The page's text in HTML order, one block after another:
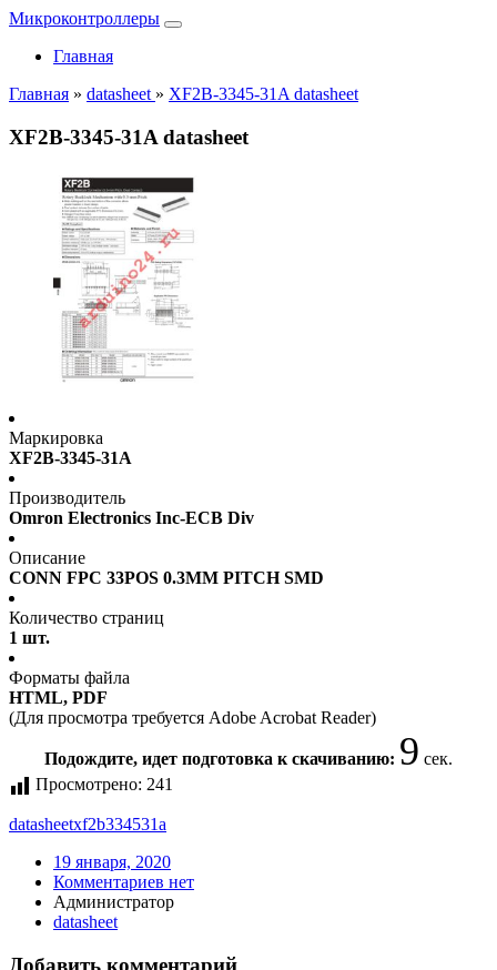
Микроконтроллеры
Главная
Главная » datasheet » XF2B-3345-31A datasheet
XF2B-3345-31A datasheet
Маркировка
XF2B-3345-31A
Производитель
Omron Electronics Inc-ECB Div
Описание
CONN FPC 33POS 0.3MM PITCH SMD
Количество страниц
1 шт.
Форматы файла
HTML, PDF
(Для просмотра требуется Adobe Acrobat Reader)
Подождите, идет подготовка к скачиванию: 8 сек.
Просмотрено: 241
datasheetxf2b334531a
19 января, 2020
Комментариев нет
Администратор
datasheet
Добавить комментарий